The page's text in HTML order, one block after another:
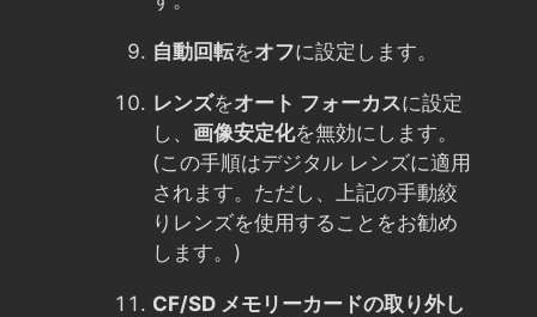
自動回転をオフに設定します。
レンズをオート フォーカスに設定
し、 画像安定化を無効にします。
(この手順はデジタル レンズに適用
されます。ただし、上記の手動絞
りレンズを使用することをお勧め
します。)
CF/SD メモリーカードの取り外し